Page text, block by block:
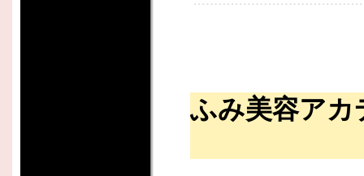
ふみ美容アカ